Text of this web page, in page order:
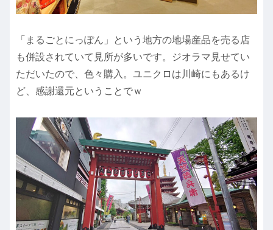
「まるごとにっぽん」という地方の地場産品を売る店
も併設されていて見所が多いです。ジオラマ見せてい
ただいたので、色々購入。ユニクロは川崎にもあるけ
ど、感謝還元ということでｗ